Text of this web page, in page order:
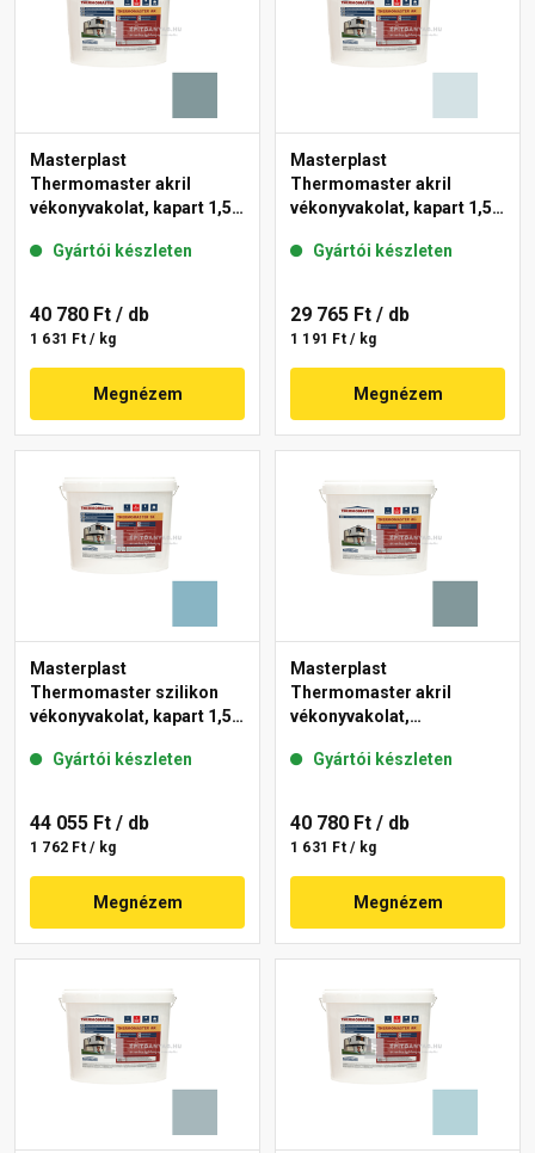
Masterplast
Thermomaster akril
vékonyvakolat, kapart 1,5
Gyártói készleten
40 780 Ft / db
1 631 Ft / kg
Megnézem
Masterplast
Thermomaster akril
vékonyvakolat, kapart 1,5
Gyártói készleten
29 765 Ft / db
1 191 Ft / kg
Megnézem
Masterplast
Thermomaster szilikon
vékonyvakolat, kapart 1,5
Gyártói készleten
44 055 Ft / db
1 762 Ft / kg
Megnézem
Masterplast
Thermomaster akril
vékonyvakolat,
39-C 25 kg
Gyártói készleten
40 780 Ft / db
1 631 Ft / kg
Megnézem